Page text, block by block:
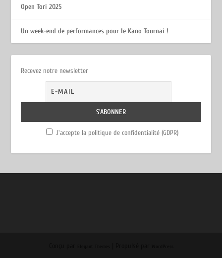
Open Tori 2025
Un week-end de performances pour le Kano Tournai !
Recevez notre newsletter
J'accepte la politique de confidentialité (GDPR)